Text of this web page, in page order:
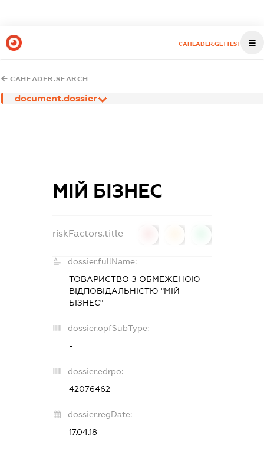
CAHEADER.GETTEST
CAHEADER.SEARCH
document.dossier
МІЙ БІЗНЕС
riskFactors.title
dossier.fullName:
ТОВАРИСТВО З ОБМЕЖЕНОЮ
ВІДПОВІДАЛЬНІСТЮ "МІЙ
БІЗНЕС"
dossier.opfSubType:
-
dossier.edrpo:
42076462
dossier.regDate:
17.04.18